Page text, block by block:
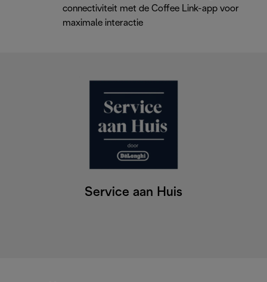
connectiviteit met de Coffee Link-app voor
maximale interactie
Service aan Huis